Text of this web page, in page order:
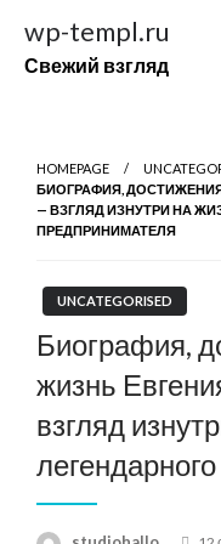
содержимому
wp-templ.ru
Свежий взгляд
HOMEPAGE
БИОГРАФИЯ,
— ВЗГЛЯД ИЗНУТРИ НА
ПРЕДПРИНИМАТЕЛЯ
UNCATEGORISED
Биография,
жизнь
взгляд